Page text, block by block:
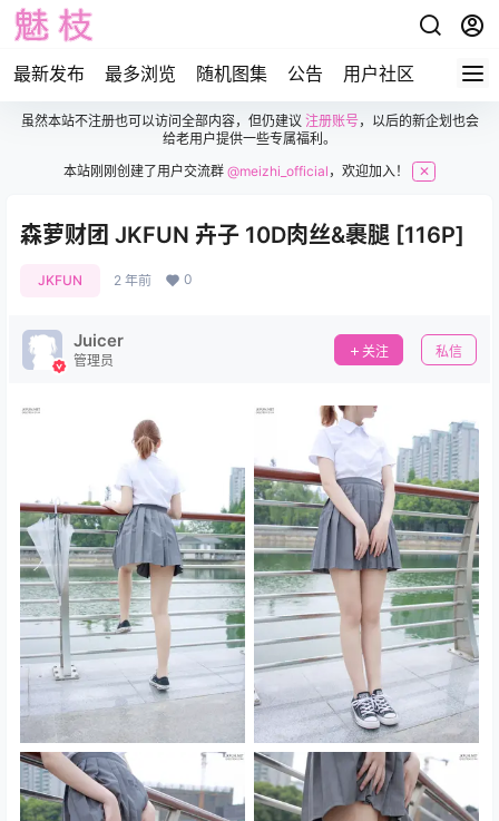
最新发布 最多浏览 随机图集 公告 用户社区
虽然本站不注册也可以访问全部内容，但仍建议 注册账号，以后的新企划也会
给老用户提供一些专属福利。
本站刚刚创建了用户交流群@meizhi_official ，欢迎加入！ ✕
森萝财团 JKFUN 卉子 10D肉丝&裹腿 [116P]
JKFUN 2 年前 0
Juicer
管理员
关注 私信